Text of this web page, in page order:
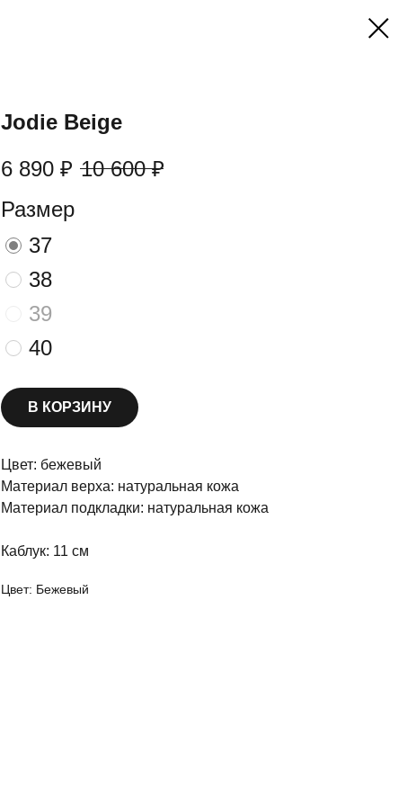
Jodie Beige
6 890 ₽ 10 600 ₽
Размер
37
38
39
40
В КОРЗИНУ
Цвет: бежевый
Материал верха: натуральная кожа
Материал подкладки: натуральная кожа
Каблук: 11 см
Цвет: Бежевый